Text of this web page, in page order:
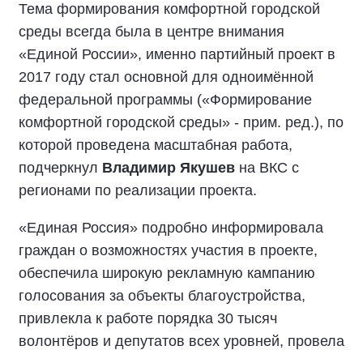
Тема формирования комфортной городской
среды всегда была в центре внимания
«Единой России», именно партийный проект в
2017 году стал основной для одноимённой
федеральной программы («Формирование
комфортной городской среды» - прим. ред.), по
которой проведена масштабная работа,
подчеркнул Владимир Якушев на ВКС с
регионами по реализации проекта.
«Единая Россия» подробно информировала
граждан о возможностях участия в проекте,
обеспечила широкую рекламную кампанию
голосования за объекты благоустройства,
привлекла к работе порядка 30 тысяч
волонтёров и депутатов всех уровней, провела